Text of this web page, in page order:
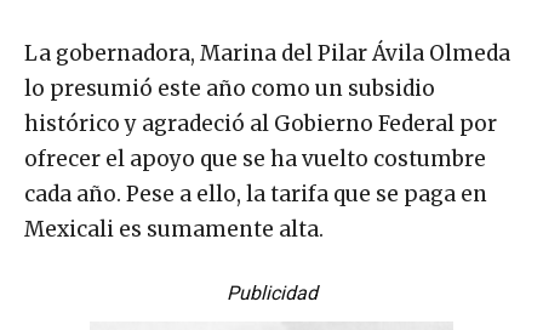
La gobernadora, Marina del Pilar Ávila Olmeda
lo presumió este año como un subsidio
histórico y agradeció al Gobierno Federal por
ofrecer el apoyo que se ha vuelto costumbre
cada año. Pese a ello, la tarifa que se paga en
Mexicali es sumamente alta.
Publicidad